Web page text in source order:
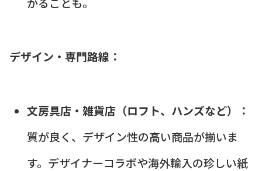
デザイン・専門路線：
文房具店・雑貨店（ロフト、ハンズなど）：
質が良く、デザイン性の高い商品が揃いま
す。デザイナーコラボや海外輸入の珍しい紙